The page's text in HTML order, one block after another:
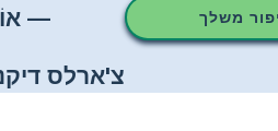
— אוֹ — משלך